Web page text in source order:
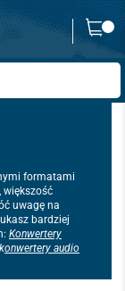
0
formatami
większość
uwagę na
bardziej
Konwertery
onwertery audio